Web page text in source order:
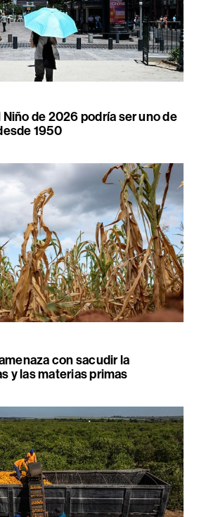
de 2026 podría ser uno de
1950
con sacudir la
y las materias primas